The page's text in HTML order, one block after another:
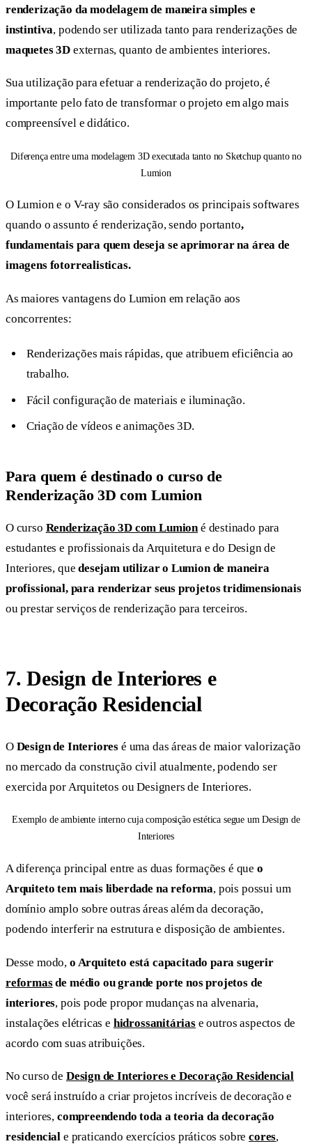
renderização da modelagem de maneira simples e
instintiva, podendo ser utilizada tanto para renderizações de
maquetes 3D externas, quanto de ambientes interiores.
Sua utilização para efetuar a renderização do projeto, é
importante pelo fato de transformar o projeto em algo mais
compreensível e didático.
Diferença entre uma modelagem 3D executada tanto no Sketchup quanto no
Lumion
O Lumion e o V-ray são considerados os principais softwares
quando o assunto é renderização, sendo portanto,
fundamentais para quem deseja se aprimorar na área de
imagens fotorrealisticas.
As maiores vantagens do Lumion em relação aos
concorrentes:
Renderizações mais rápidas, que atribuem eficiência ao
trabalho.
Fácil configuração de materiais e iluminação.
Criação de vídeos e animações 3D.
Para quem é destinado o curso de
Renderização 3D com Lumion
O curso Renderização 3D com Lumioné destinado para
estudantes e profissionais da Arquitetura e do Design de
Interiores, quedesejam utilizar o Lumion de maneira
profissional, para renderizar seus projetos tridimensionais
ou prestar serviços de renderização para terceiros.
7.Design de Interiores e
Decoração Residencial
O Design de Interiores é uma das áreas de maior valorização
no mercado da construção civil atualmente, podendo ser
exercida por Arquitetos ou Designers de Interiores.
Exemplo de ambiente interno cuja composição estética segue um Design de
Interiores
A diferença principal entre as duas formações é que o
Arquiteto tem mais liberdade na reforma, pois possui um
domínio amplo sobre outras áreas além da decoração,
podendo interferir na estrutura e disposição de ambientes.
Desse modo, o Arquiteto está capacitado para sugerir
reformasde médio ou grande porte nos projetos de
interiores, pois pode propor mudanças na alvenaria,
instalações elétricas e hidrossanitáriase outros aspectos de
acordo com suas atribuições.
No curso de Design de Interiores e Decoração Residencial
você será instruído a criar projetos incríveis de decoração e
interiores, compreendendo toda a teoria da decoração
residencial e praticando exercícios práticos sobrecores,